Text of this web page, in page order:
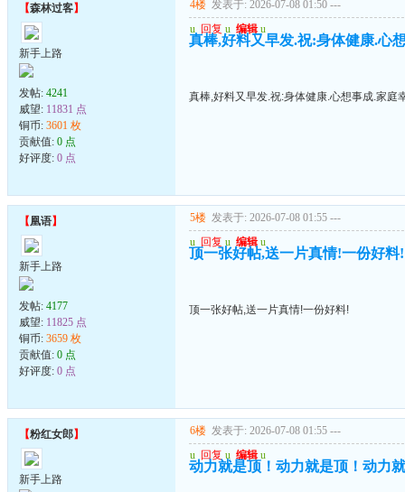
【森林过客】
新手上路
发帖: 4241
威望: 11831 点
铜币: 3601 枚
贡献值: 0 点
好评度: 0 点
4楼 发表于: 2026-07-08 01:50 ---
u 回复 u 编辑 u
真棒,好料又早发.祝:身体健康.心
真棒,好料又早发.祝:身体健康.心想事成.家庭
【凰语】
新手上路
发帖: 4177
威望: 11825 点
铜币: 3659 枚
贡献值: 0 点
好评度: 0 点
5楼 发表于: 2026-07-08 01:55 ---
u 回复 u 编辑 u
顶一张好帖,送一片真情!一份好料!
顶一张好帖,送一片真情!一份好料!
【粉红女郎】
新手上路
6楼 发表于: 2026-07-08 01:55 ---
u 回复 u 编辑 u
动力就是顶！动力就是顶！动力